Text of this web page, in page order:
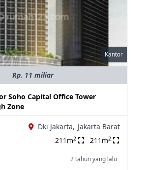
Kantor
Rp. 11 miliar
Soho Capital Office Tower
Zone
Dki Jakarta, Jakarta Barat
211m2 211m2
2 tahun yang lalu